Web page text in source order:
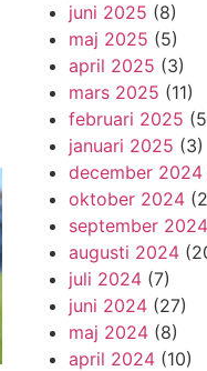
juni 2025 (8)
maj 2025 (5)
april 2025 (3)
mars 2025 (11)
februari 2025
januari 2025 (3)
december 2024
oktober 2024
september 2024
augusti 2024
juli 2024 (7)
juni 2024 (27)
maj 2024 (8)
april 2024 (10)